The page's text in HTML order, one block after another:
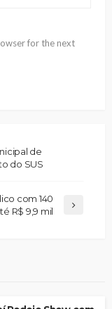
for the next
de
do SUS
com 140
R$ 9,9 mil